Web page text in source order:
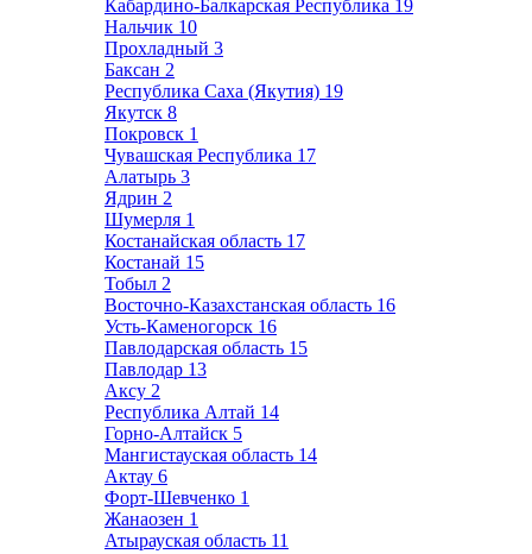
Кабардино-Балкарская Республика 19
Нальчик 10
Прохладный 3
Баксан 2
Республика Саха (Якутия) 19
Якутск 8
Покровск 1
Чувашская Республика 17
Алатырь 3
Ядрин 2
Шумерля 1
Костанайская область 17
Костанай 15
Тобыл 2
Восточно-Казахстанская область 16
Усть-Каменогорск 16
Павлодарская область 15
Павлодар 13
Аксу 2
Республика Алтай 14
Горно-Алтайск 5
Мангистауская область 14
Актау 6
Форт-Шевченко 1
Жанаозен 1
Атырауская область 11